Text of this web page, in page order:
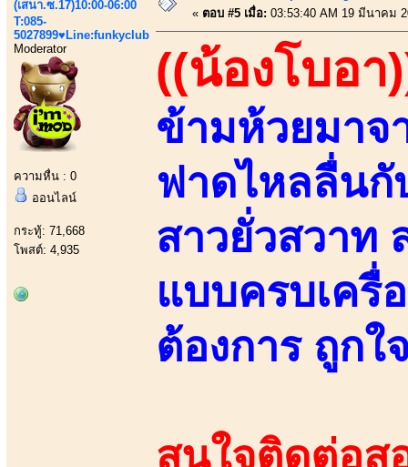
(เสนา.ซ.17)10:00-06:00
T:085-
5027899♥Line:funkyclub
Moderator
ความหื่น : 0
ออนไลน์
กระทู้: 71,668
โพสต์: 4,935
« ตอบ #5 เมื่อ: 03:53:40 AM 19 มีนาคม
((น้องโบอา
ข้ามห้วยมาจ
ฟาดไหลลื่นกั
สาวยั่วสวาท
แบบครบเครื่
ต้องการ ถูก
สนใจติดต่อส